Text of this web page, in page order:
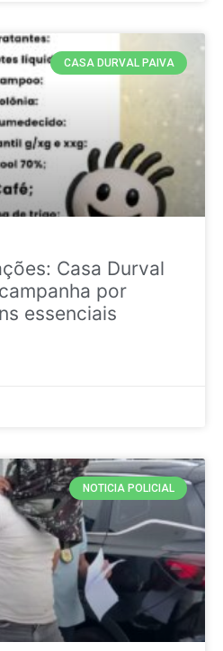
CASA DURVAL PAIVA
Casa Durval
por
essenciais
NOTICIA POLICIAL